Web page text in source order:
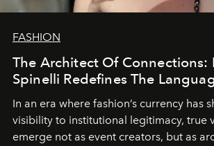
FASHION
The Architect Of Connections:
Spinelli Redefines The
In an era where fashion’s currency has
visibility to institutional legitimacy, true
emerge not as event creators, but as